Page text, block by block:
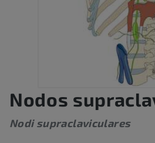
Nodos
Nodi supraclaviculares